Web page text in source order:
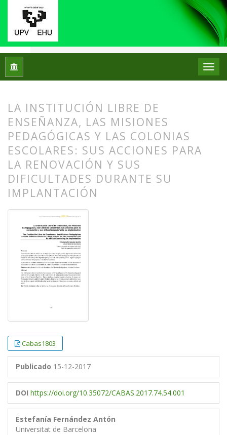
Inicio
LA INSTITUCIÓN LIBRE DE
ENSEÑANZA, LAS MISIONES
PEDAGÓGICAS Y LAS COLONIAS
ESCOLARES: SUS ACCIONES PARA
LA RENOVACIÓN Y SUS
DIFICULTADES DURANTE SU
IMPLANTACIÓN
Cabas1803
Publicado 15-12-2017
DOI https://doi.org/10.35072/CABAS.2017.74.54.001
Estefanía Fernández Antón
Universitat de Barcelona